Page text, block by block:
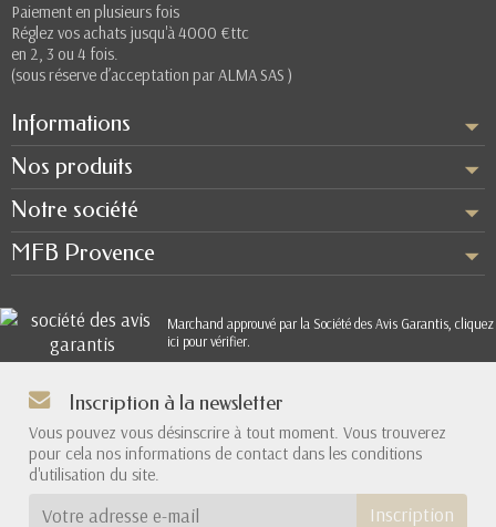
Paiement en plusieurs fois
Réglez vos achats jusqu'à 4000 €ttc
en 2, 3 ou 4 fois.
(sous réserve d’acceptation par ALMA SAS )
Informations
Nos produits
Notre société
MFB Provence
Marchand approuvé par la Société des Avis Garantis, cliquez
ici pour vérifier.
Inscription à la newsletter
Vous pouvez vous désinscrire à tout moment. Vous trouverez
pour cela nos informations de contact dans les conditions
d'utilisation du site.
Inscription